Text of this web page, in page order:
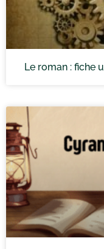
Le roman : fiche